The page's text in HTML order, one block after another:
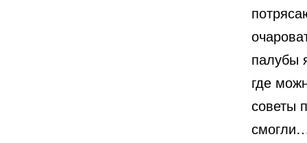
палубы
где
советы